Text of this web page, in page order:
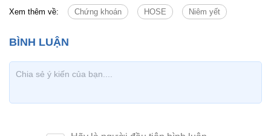
Xem thêm về: Chứng khoán HOSE Niêm yết